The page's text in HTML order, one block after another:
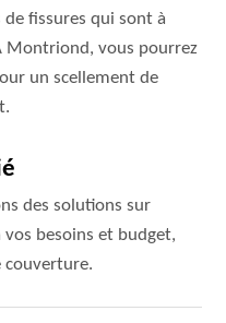
fissures qui sont à
Montriond, vous pourrez
un scellement de
des solutions sur
vos besoins et budget,
couverture.